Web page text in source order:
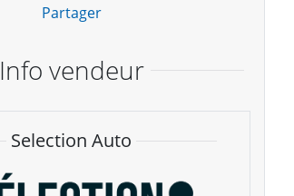
Partager
Info vendeur
Selection Auto